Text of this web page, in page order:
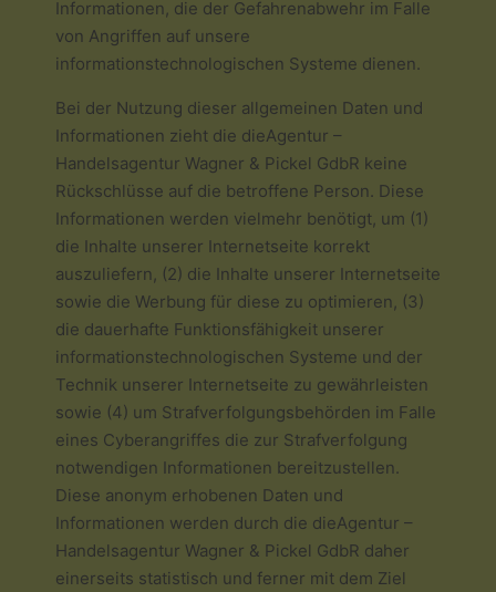
Informationen, die der Gefahrenabwehr im Falle
von Angriffen auf unsere
informationstechnologischen Systeme dienen.
Bei der Nutzung dieser allgemeinen Daten und
Informationen zieht die dieAgentur –
Handelsagentur Wagner & Pickel GdbR keine
Rückschlüsse auf die betroffene Person. Diese
Informationen werden vielmehr benötigt, um (1)
die Inhalte unserer Internetseite korrekt
auszuliefern, (2) die Inhalte unserer Internetseite
sowie die Werbung für diese zu optimieren, (3)
die dauerhafte Funktionsfähigkeit unserer
informationstechnologischen Systeme und der
Technik unserer Internetseite zu gewährleisten
sowie (4) um Strafverfolgungsbehörden im Falle
eines Cyberangriffes die zur Strafverfolgung
notwendigen Informationen bereitzustellen.
Diese anonym erhobenen Daten und
Informationen werden durch die dieAgentur –
Handelsagentur Wagner & Pickel GdbR daher
einerseits statistisch und ferner mit dem Ziel